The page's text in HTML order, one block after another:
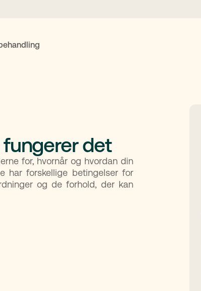
det
for, hvornår og hvordan din
har forskellige betingelser for
og de forhold, der kan